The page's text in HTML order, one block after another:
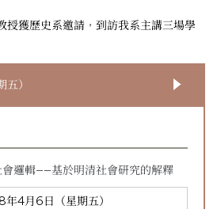
授獲歷史系邀請，到訪我系主講三場學
）
邏輯——基於明清社會研究的解釋
年4月6日（星期五）